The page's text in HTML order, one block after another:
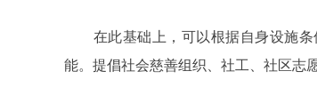
在此基础上，可以根据自身设施条
能。提倡社会慈善组织、社工、社区志